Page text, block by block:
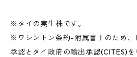
※タイの実生株です。
※ワシントン条約-附属書Ⅰのため、
承認とタイ政府の輸出承認(CITES)